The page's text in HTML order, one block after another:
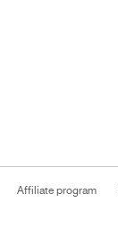
Affiliate program